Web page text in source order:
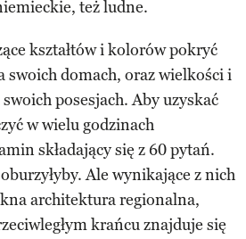
też ludne.
kształtów i kolorów pokryć
swoich domach, oraz wielkości i
posesjach. Aby uzyskać
w wielu godzinach
składający się z 60 pytań.
Ale wynikające z nich
architektura regionalna,
krańcu znajduje się